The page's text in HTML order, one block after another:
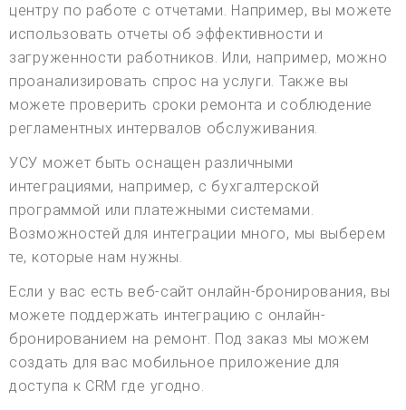
центру по работе с отчетами. Например, вы можете
использовать отчеты об эффективности и
загруженности работников. Или, например, можно
проанализировать спрос на услуги. Также вы
можете проверить сроки ремонта и соблюдение
регламентных интервалов обслуживания.
УСУ может быть оснащен различными
интеграциями, например, с бухгалтерской
программой или платежными системами.
Возможностей для интеграции много, мы выберем
те, которые нам нужны.
Если у вас есть веб-сайт онлайн-бронирования, вы
можете поддержать интеграцию с онлайн-
бронированием на ремонт. Под заказ мы можем
создать для вас мобильное приложение для
доступа к CRM где угодно.